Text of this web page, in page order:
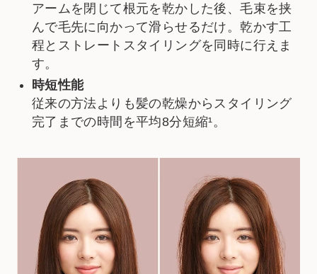
アームを閉じて根元を乾かした後、毛束を挟
んで毛先に向かって滑らせるだけ。乾かす工
程とストレートスタイリングを同時に行えま
す。
時短性能
従来の方法よりも髪の乾燥からスタイリング
完了までの時間を平均8分短縮¹。